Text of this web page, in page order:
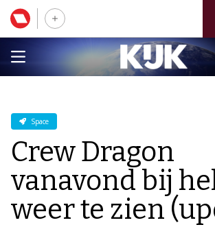
Space
Crew Dragon
vanavond bij
weer te zien